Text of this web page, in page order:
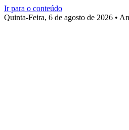
Ir para o conteúdo
Quinta-Feira, 6 de agosto de 2026 •